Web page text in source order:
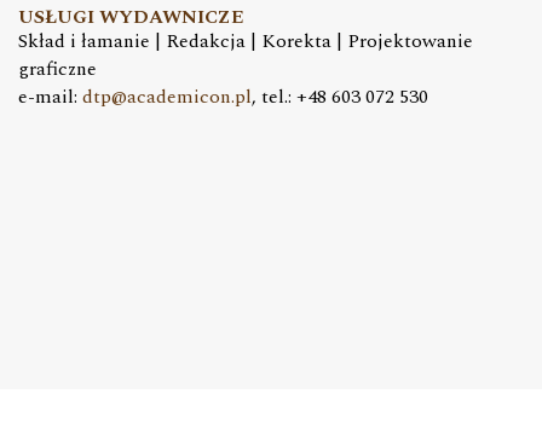
USŁUGI WYDAWNICZE
Skład i łamanie | Redakcja | Korekta | Projektowanie
graficzne
e-mail: dtp@academicon.pl, tel.: +48 603 072 530